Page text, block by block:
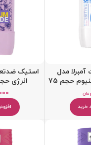
کرم مرطوب کننده
بالم و مرطوب کننده لب
مدل
sensitive فاقد آلمینیوم حجم 75
خرید
استیک
انرژی حجم 75 میلی